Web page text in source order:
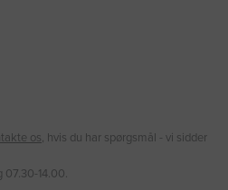
os, hvis du har spørgsmål - vi sidder
07.30-14.00.